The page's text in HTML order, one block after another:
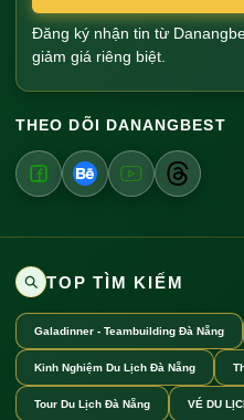
Đăng ký nhận tin từ
giảm giá riêng biệt.
THEO DÕI DANANGBEST
TOP TÌM KIẾM
Galadinner - Teambuilding Đà Nẵng
Kinh Nghiệm Du Lịch Đà Nẵng
Tour Du Lịch Đà Nẵng VÉ DU